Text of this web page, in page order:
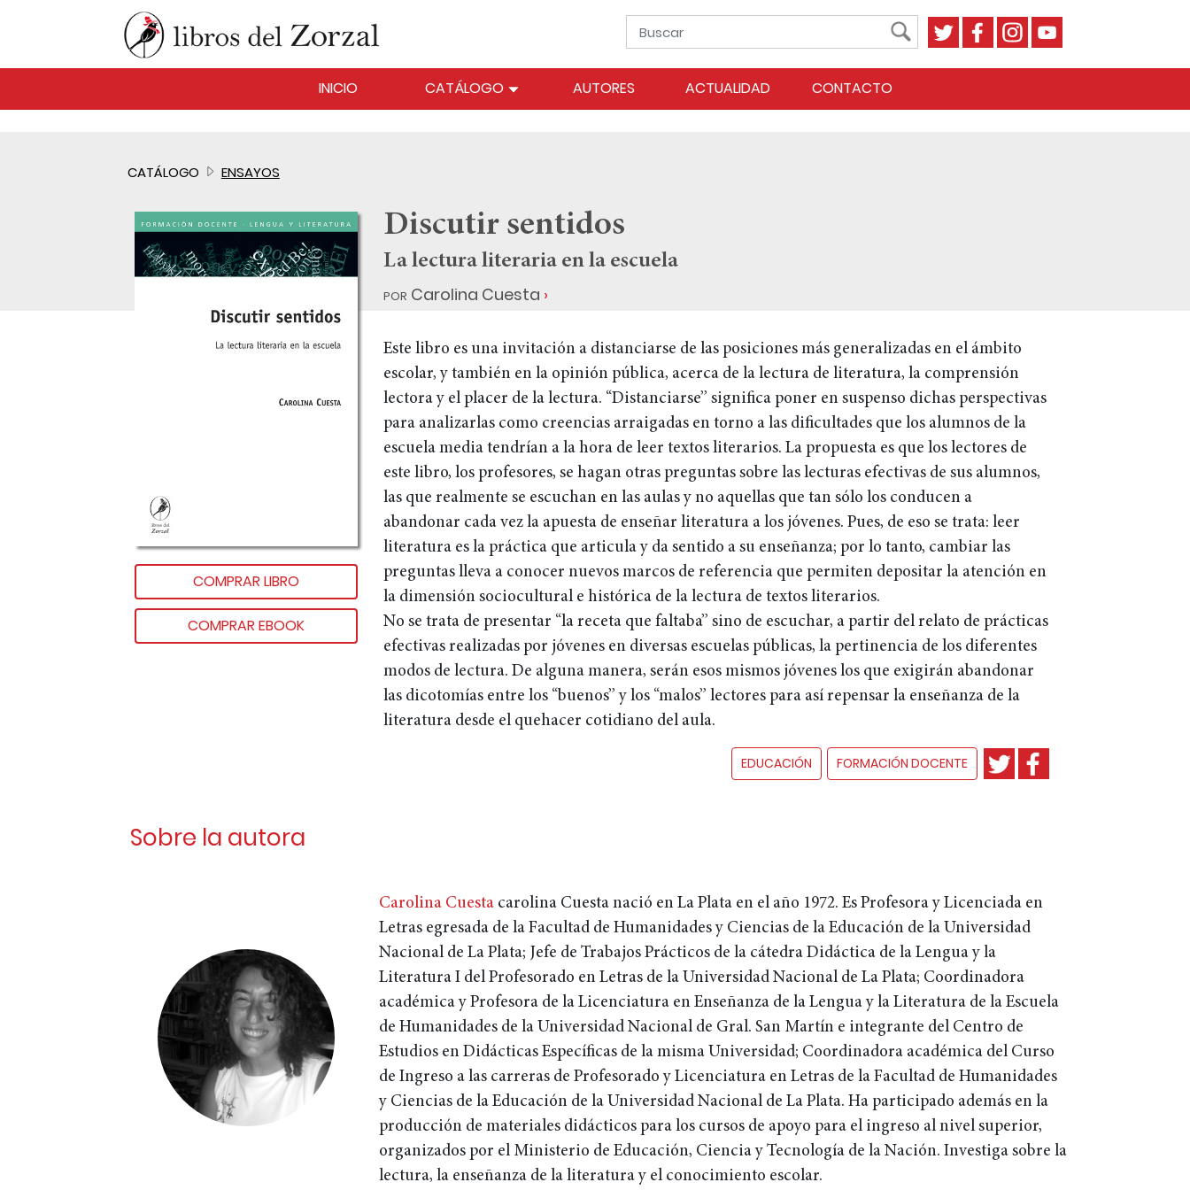
INICIO CATÁLOGO AUTORES ACTUALIDAD CONTACTO
CATÁLOGO ENSAYOS
COMPRAR LIBRO
COMPRAR EBOOK
Discutir sentidos
La lectura literaria en la escuela
por Carolina Cuesta
Este libro es una invitación a distanciarse de las posiciones más generalizadas en el ámbito
escolar, y también en la opinión pública, acerca de la lectura de literatura, la comprensión
lectora y el placer de la lectura. “Distanciarse” significa poner en suspenso dichas perspectivas
para analizarlas como creencias arraigadas en torno a las dificultades que los alumnos de la
escuela media tendrían a la hora de leer textos literarios. La propuesta es que los lectores de
este libro, los profesores, se hagan otras preguntas sobre las lecturas efectivas de sus alumnos,
las que realmente se escuchan en las aulas y no aquellas que tan sólo los conducen a
abandonar cada vez la apuesta de enseñar literatura a los jóvenes. Pues, de eso se trata: leer
literatura es la práctica que articula y da sentido a su enseñanza; por lo tanto, cambiar las
preguntas lleva a conocer nuevos marcos de referencia que permiten depositar la atención en
la dimensión sociocultural e histórica de la lectura de textos literarios.
No se trata de presentar “la receta que faltaba” sino de escuchar, a partir del relato de prácticas
efectivas realizadas por jóvenes en diversas escuelas públicas, la pertinencia de los diferentes
modos de lectura. De alguna manera, serán esos mismos jóvenes los que exigirán abandonar
las dicotomías entre los “buenos” y los “malos” lectores para así repensar la enseñanza de la
literatura desde el quehacer cotidiano del aula.
EDUCACIÓN FORMACIÓN DOCENTE
Sobre la autora
Carolina Cuestacarolina Cuesta nació en La Plata en el año 1972. Es Profesora y Licenciada en
Letras egresada de la Facultad de Humanidades y Ciencias de la Educación de la Universidad
Nacional de La Plata; Jefe de Trabajos Prácticos de la cátedra Didáctica de la Lengua y la
Literatura I del Profesorado en Letras de la Universidad Nacional de La Plata; Coordinadora
académica y Profesora de la Licenciatura en Enseñanza de la Lengua y la Literatura de la Escuela
de Humanidades de la Universidad Nacional de Gral. San Martín e integrante del Centro de
Estudios en Didácticas Específicas de la misma Universidad; Coordinadora académica del Curso
de Ingreso a las carreras de Profesorado y Licenciatura en Letras de la Facultad de Humanidades
y Ciencias de la Educación de la Universidad Nacional de La Plata. Ha participado además en la
producción de materiales didácticos para los cursos de apoyo para el ingreso al nivel superior,
organizados por el Ministerio de Educación, Ciencia y Tecnología de la Nación. Investiga sobre la
lectura, la enseñanza de la literatura y el conocimiento escolar.